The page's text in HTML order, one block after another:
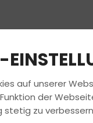
auf unserer
der
stetig zu